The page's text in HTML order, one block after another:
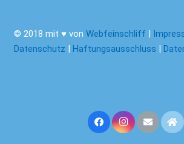
© 2018 mit ♥ von Webfeinschliff |
Datenschutz | Haftungsausschluss |